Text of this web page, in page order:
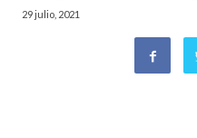
29 julio, 2021